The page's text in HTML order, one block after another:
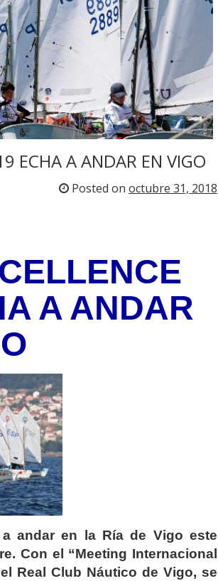
ECHA A ANDAR EN VIGO
Posted on octubre 31, 2018
A ANDAR
andar en la Ría de Vigo este
Con el “Meeting Internacional
Real Club Náutico de Vigo, se